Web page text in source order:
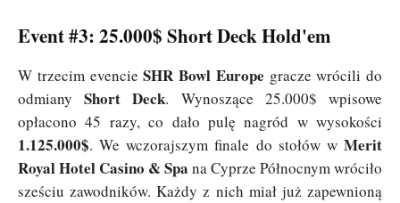
Event #3: 25.000$ Short Deck Hold'em
W trzecim evencie SHR Bowl Europe gracze wrócili do
odmianyShort Deck. Wynoszące 25.000$ wpisowe
opłacono 45 razy, co dało pulę nagród w wysokości
1.125.000$. We wczorajszym finale do stołów wMerit
Royal Hotel Casino & Spa na Cyprze Północnym wróciło
sześciu zawodników. Każdy z nich miał już zapewnioną